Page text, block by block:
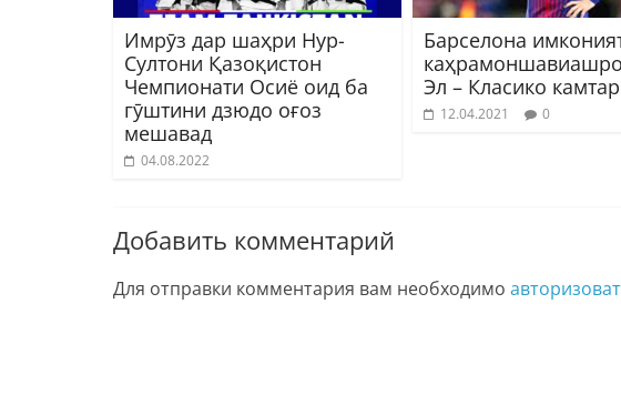
Имрӯз дар шаҳри Нур-
Султони Қазоқистон
Чемпионати Осиё оид ба
гӯштини дзюдо оғоз
мешавад
04.08.2022
Барселона
Эл – Класико
12.04.2021 0
Добавить комментарий
Для отправки комментария вам необходимо